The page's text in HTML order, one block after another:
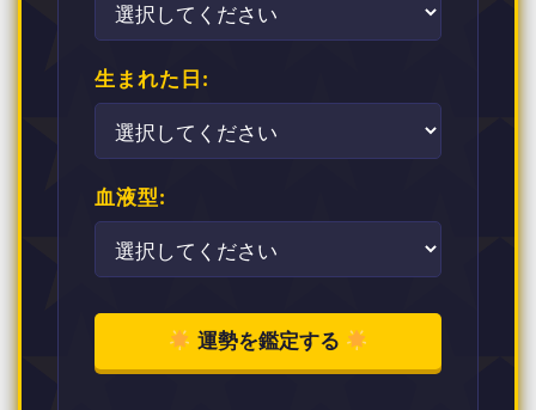
生まれた日:
血液型:
運勢を鑑定する